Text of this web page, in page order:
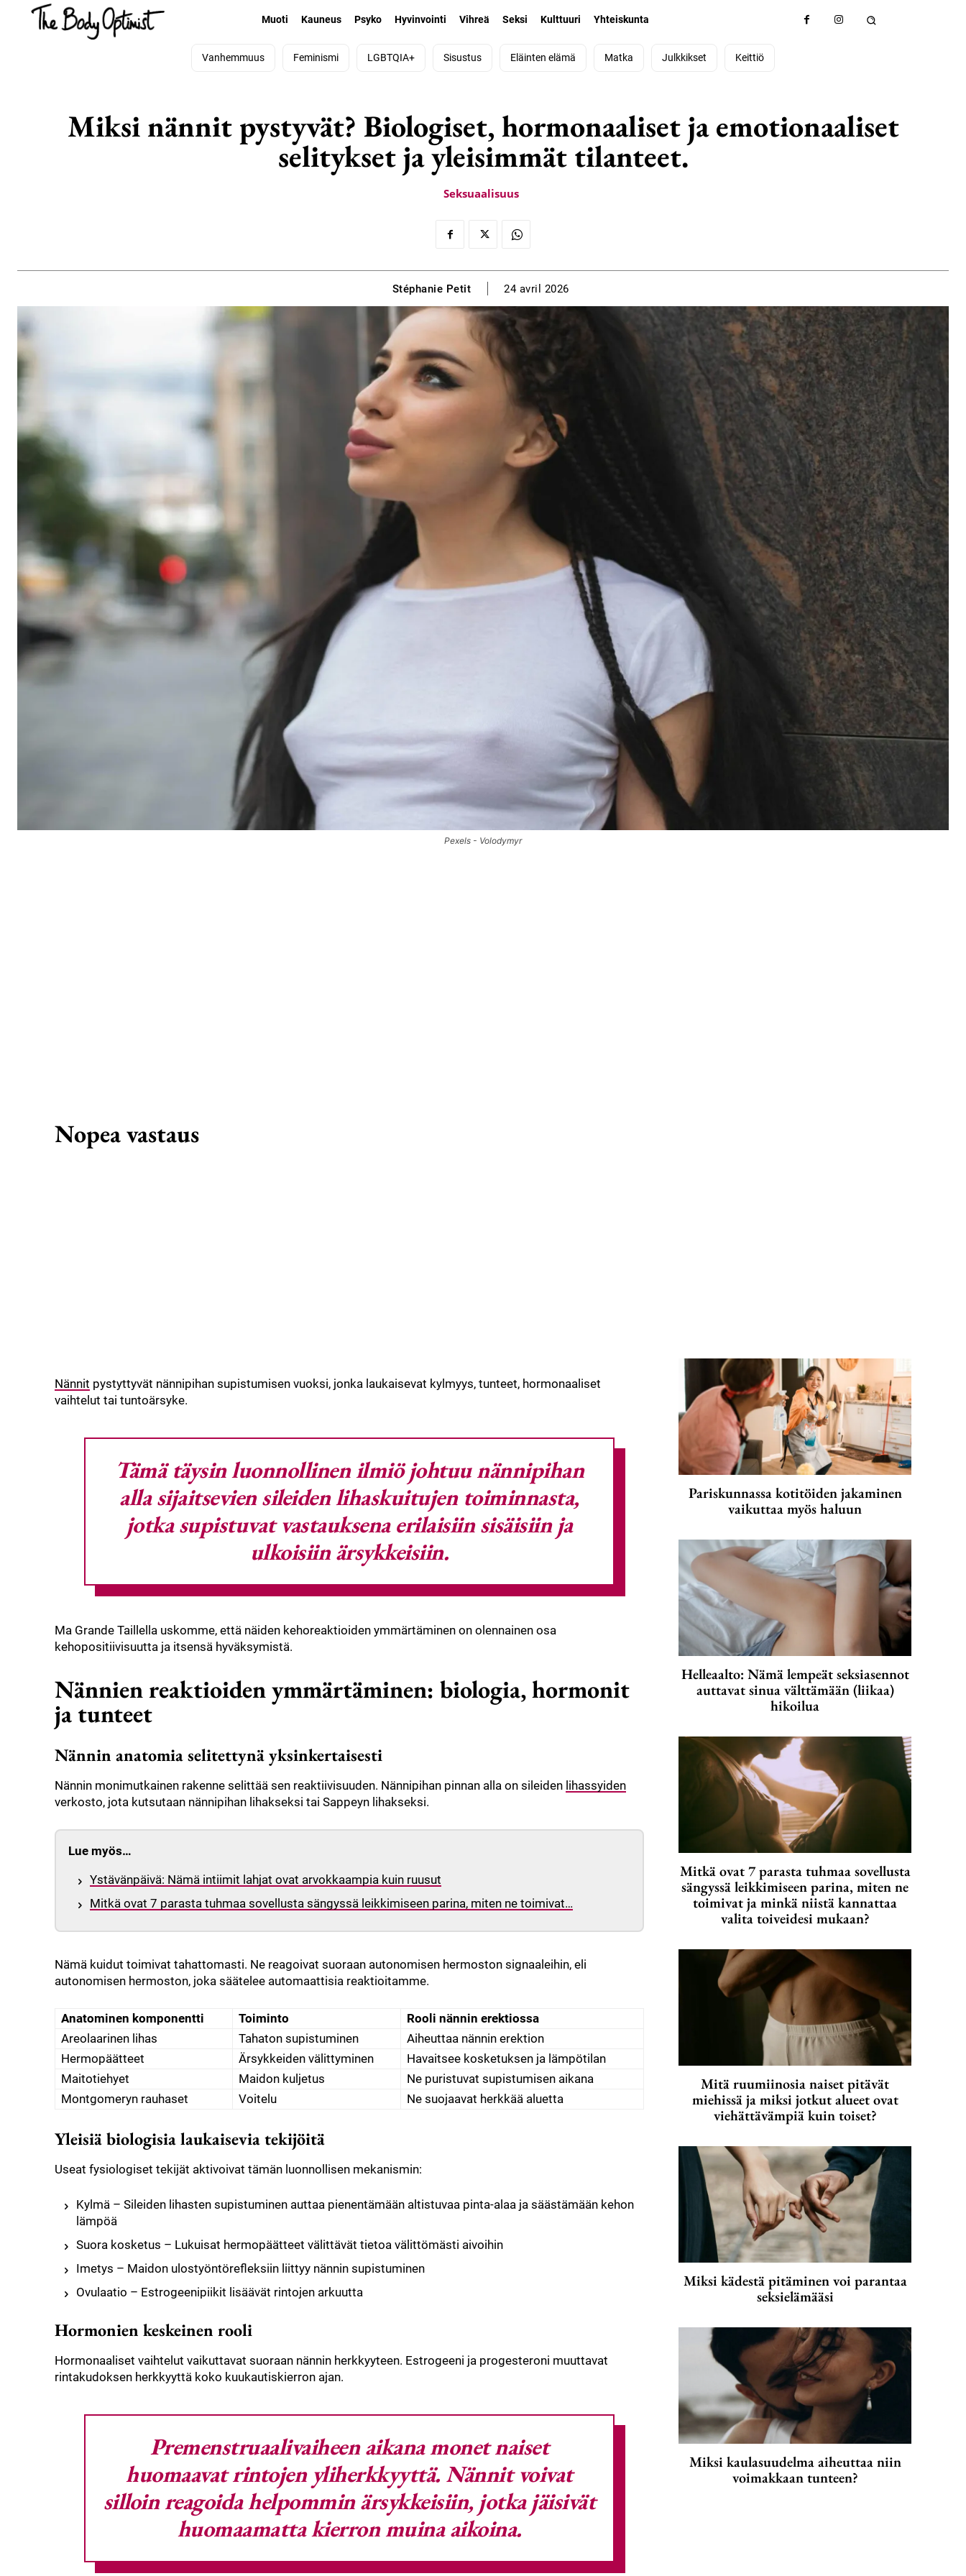
Muoti Kauneus Psyko Hyvinvointi Vihreä Seksi Kulttuuri Yhteiskunta
Vanhemmuus Feminismi LGBTQIA+ Sisustus Eläinten elämä Matka Julkkikset Keittiö
Miksi nännit pystyvät? Biologiset, hormonaaliset ja emotionaaliset
selitykset ja yleisimmät tilanteet.
Seksuaalisuus
Stéphanie Petit 24 avril 2026
Pexels - Volodymyr
Nopea vastaus
Nännit pystyttyvät nännipihan supistumisen vuoksi, jonka laukaisevat kylmyys, tunteet, hormonaaliset
vaihtelut tai tuntoärsyke.
Tämä täysin luonnollinen ilmiö johtuu nännipihan
alla sijaitsevien sileiden lihaskuitujen toiminnasta,
jotka supistuvat vastauksena erilaisiin sisäisiin ja
ulkoisiin ärsykkeisiin.
Ma Grande Taillella uskomme, että näiden kehoreaktioiden ymmärtäminen on olennainen osa
kehopositiivisuutta ja itsensä hyväksymistä.
Nännien reaktioiden ymmärtäminen: biologia, hormonit
ja tunteet
Nännin anatomia selitettynä yksinkertaisesti
Nännin monimutkainen rakenne selittää sen reaktiivisuuden. Nännipihan pinnan alla on sileiden lihassyiden
verkosto, jota kutsutaan nännipihan lihakseksi tai Sappeyn lihakseksi.
Lue myös…
Ystävänpäivä: Nämä intiimit lahjat ovat arvokkaampia kuin ruusut
Mitkä ovat 7 parasta tuhmaa sovellusta sängyssä leikkimiseen parina, miten ne toimivat…
Nämä kuidut toimivat tahattomasti. Ne reagoivat suoraan autonomisen hermoston signaaleihin, eli
autonomisen hermoston, joka säätelee automaattisia reaktioitamme.
Anatominen komponentti Toiminto
Rooli nännin erektiossa
Areolaarinen lihas
Tahaton supistuminen
Aiheuttaa nännin erektion
Hermopäätteet
Ärsykkeiden välittyminen
Havaitsee kosketuksen ja lämpötilan
Maitotiehyet
Maidon kuljetus
Ne puristuvat supistumisen aikana
Montgomeryn rauhaset
Voitelu Ne suojaavat herkkää aluetta
Yleisiä biologisia laukaisevia tekijöitä
Useat fysiologiset tekijät aktivoivat tämän luonnollisen mekanismin:
Kylmä – Sileiden lihasten supistuminen auttaa pienentämään altistuvaa pinta-alaa ja säästämään kehon
lämpöä
Suora kosketus – Lukuisat hermopäätteet välittävät tietoa välittömästi aivoihin
Imetys – Maidon ulostyöntörefleksiin liittyy nännin supistuminen
Ovulaatio – Estrogeenipiikit lisäävät rintojen arkuutta
Hormonien keskeinen rooli
Hormonaaliset vaihtelut vaikuttavat suoraan nännin herkkyyteen. Estrogeeni ja progesteroni muuttavat
rintakudoksen herkkyyttä koko kuukautiskierron ajan.
Premenstruaalivaiheen aikana monet naiset
huomaavat rintojen yliherkkyyttä. Nännit voivat
silloin reagoida helpommin ärsykkeisiin, jotka jäisivät
huomaamatta kierron muina aikoina.
Pariskunnassa kotitöiden jakaminen
vaikuttaa myös haluun
Helleaalto: Nämä lempeät seksiasennot
auttavat sinua välttämään (liikaa)
hikoilua
Mitkä ovat 7 parasta tuhmaa sovellusta
sängyssä leikkimiseen parina, miten ne
toimivat ja minkä niistä kannattaa
valita toiveidesi mukaan?
Mitä ruumiinosia naiset pitävät
miehissä ja miksi jotkut alueet ovat
viehättävämpiä kuin toiset?
Miksi kädestä pitäminen voi parantaa
seksielämääsi
Miksi kaulasuudelma aiheuttaa niin
voimakkaan tunteen?